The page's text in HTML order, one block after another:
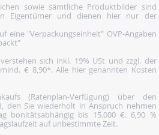
sowie sämtliche Produktbilder sind
Eigentümer und dienen hier nur der
eine "Verpackungseinheit" OVP-Angaben
sich inkl. 19% USt und zzgl. der
€ 8,90*. Alle hier genannten Kosten
(Ratenplan-Verfügung) über den
den Sie wiederholt in Anspruch nehmen
bonitätsabhängig bis 15.000 €. 6,90 %
auf unbestimmte Zeit.